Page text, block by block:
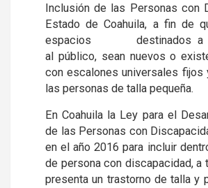
Inclusión de las Personas con
Estado de Coahuila, a fin de
espacios destinados a
al público, sean nuevos o
con escalones universales fijos
las personas de talla pequeña.
En Coahuila la Ley para el
de las Personas con
en el año 2016 para incluir
de persona con discapacidad, a
presenta un trastorno de talla y